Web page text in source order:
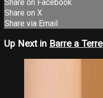
Share on Facebook
Share on X
Share via Email
Up Next in Barre a Terre